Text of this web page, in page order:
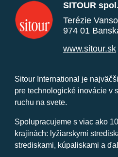
SITOUR
Terézie
974 01
www.sitour.sk
Sitour International je
pre technologické inovácie v
ruchu na svete.
Spolupracujeme s viac ako
krajinách: lyžiarskymi
strediskami, kúpaliskami a